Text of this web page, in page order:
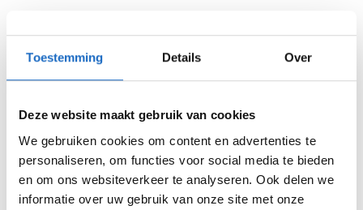
Toestemming Details Over
Deze website maakt gebruik van cookies
We gebruiken cookies om content en advertenties te
personaliseren, om functies voor social media te bieden
en om ons websiteverkeer te analyseren. Ook delen we
informatie over uw gebruik van onze site met onze